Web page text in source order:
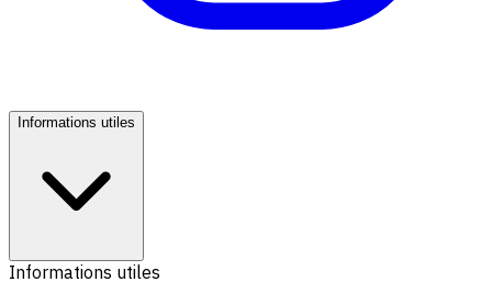
Informations utiles
Informations utiles